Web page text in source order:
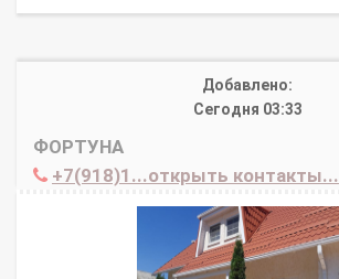
Добавлено:
Сегодня 03:33
ФОРТУНА
+7(918)1...открыть контакты...